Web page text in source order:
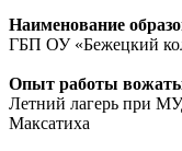
Наименование
ГБП ОУ «Бежецкий
Опыт работы
Летний лагерь при
Максатиха